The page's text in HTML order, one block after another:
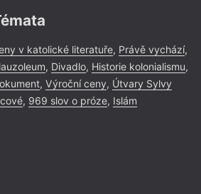
v katolické literatuře, Právě vychází,
, Divadlo, Historie kolonialismu,
, Výroční ceny, Útvary Sylvy
, 969 slov o próze, Islám